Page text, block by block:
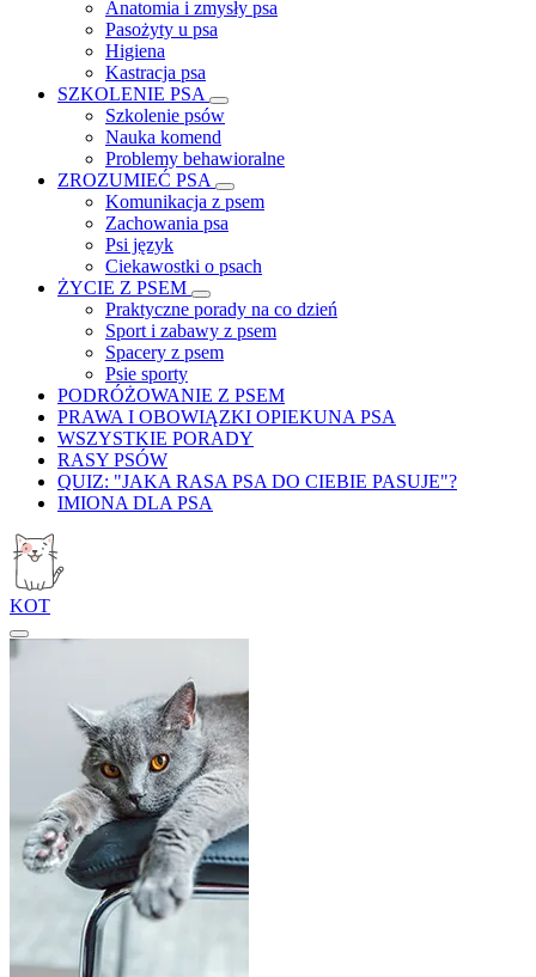
Anatomia i zmysły psa
Pasożyty u psa
Higiena
Kastracja psa
SZKOLENIE PSA
Szkolenie psów
Nauka komend
Problemy behawioralne
ZROZUMIEĆ PSA
Komunikacja z psem
Zachowania psa
Psi język
Ciekawostki o psach
ŻYCIE Z PSEM
Praktyczne porady na co dzień
Sport i zabawy z psem
Spacery z psem
Psie sporty
PODRÓŻOWANIE Z PSEM
PRAWA I OBOWIĄZKI OPIEKUNA PSA
WSZYSTKIE PORADY
RASY PSÓW
QUIZ: "JAKA RASA PSA DO CIEBIE PASUJE"?
IMIONA DLA PSA
KOT